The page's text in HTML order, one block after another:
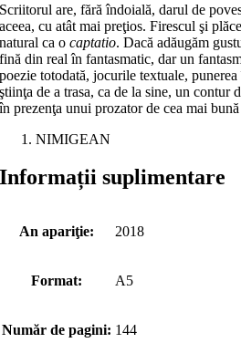
Scriitorul are, fără îndoială, darul de
aceea, cu atât mai preţios. Firescul şi
natural ca ocaptatio. Dacă adăugăm
fină din real în fantasmatic, dar un
poezie totodată, jocurile textuale,
ştiinţa de a trasa, ca de la sine, un contur
în prezenţa unui prozator de cea mai
NIMIGEAN
Informații suplimentare
An apariţie: 2018
Format: A5
Număr de pagini: 144